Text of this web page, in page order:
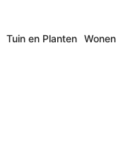
Tuin en Planten Wonen